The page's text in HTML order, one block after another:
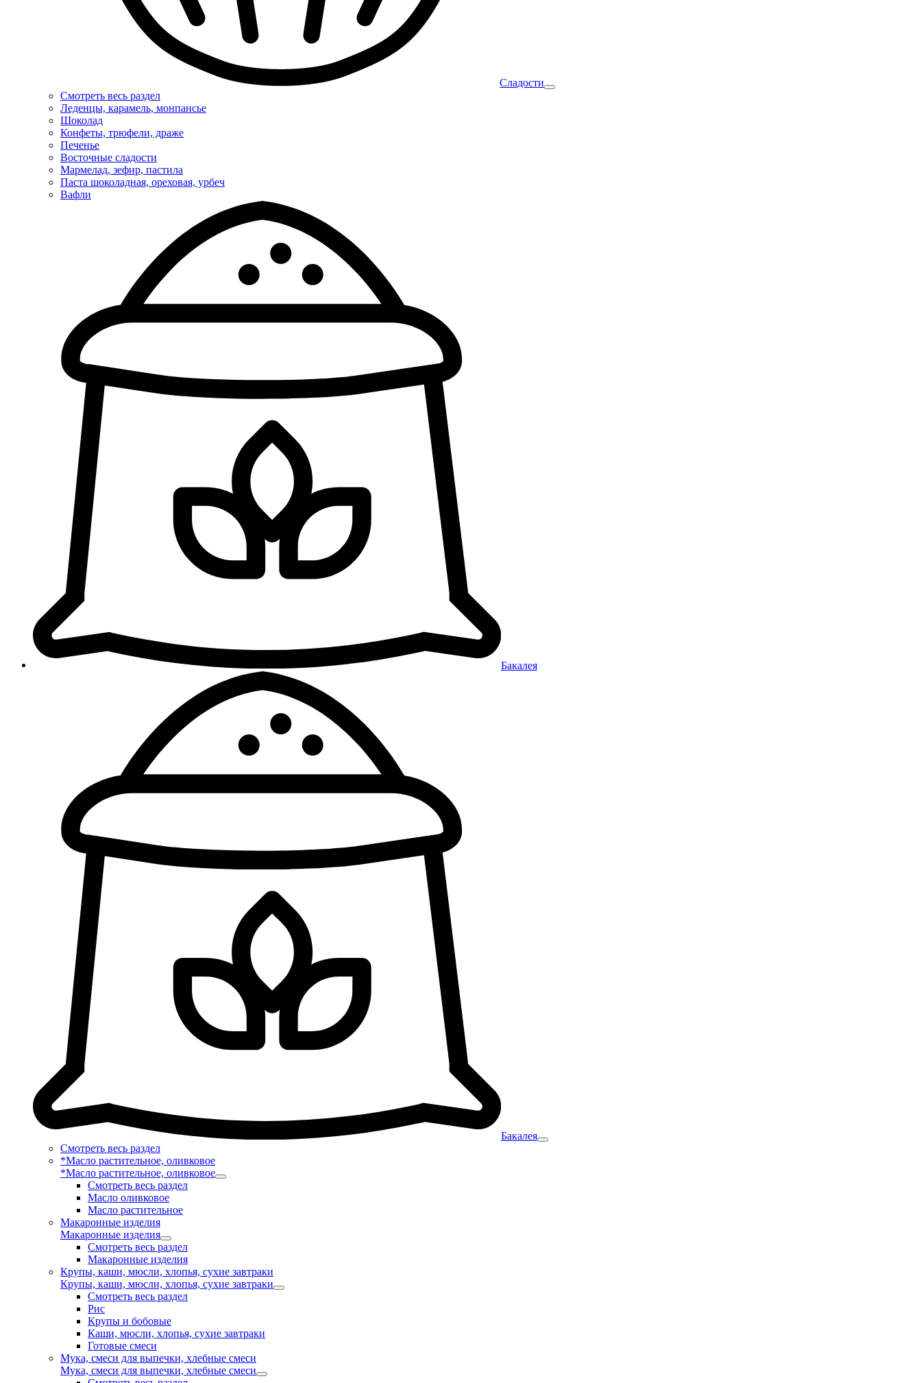
Сладости
Смотреть весь раздел
Леденцы, карамель, монпансье
Шоколад
Конфеты, трюфели, драже
Печенье
Восточные сладости
Мармелад, зефир, пастила
Паста шоколадная, ореховая, урбеч
Вафли
Бакалея
Бакалея
Смотреть весь раздел
*Масло растительное, оливковое
*Масло растительное, оливковое
Смотреть весь раздел
Масло оливковое
Масло растительное
Макаронные изделия
Макаронные изделия
Смотреть весь раздел
Макаронные изделия
Крупы, каши, мюсли, хлопья, сухие завтраки
Крупы, каши, мюсли, хлопья, сухие завтраки
Смотреть весь раздел
Рис
Крупы и бобовые
Каши, мюсли, хлопья, сухие завтраки
Готовые смеси
Мука, смеси для выпечки, хлебные смеси
Мука, смеси для выпечки, хлебные смеси